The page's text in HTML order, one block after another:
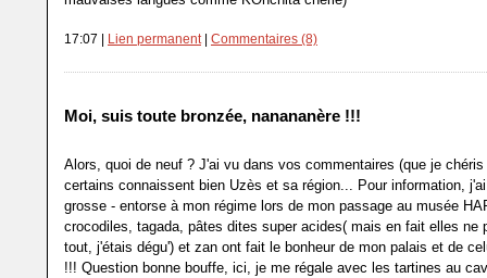
17:07 | Lien permanent | Commentaires (8)
Moi, suis toute bronzée, nanananère !!!
Alors, quoi de neuf ? J'ai vu dans vos commentaires (que je chéris
certains connaissent bien Uzès et sa région... Pour information,
grosse - entorse à mon régime lors de mon passage au musée
crocodiles, tagada, pâtes dites super acides( mais en fait elles ne
tout, j'étais dégu') et zan ont fait le bonheur de mon palais et de
!!! Question bonne bouffe, ici, je me régale avec les tartines au